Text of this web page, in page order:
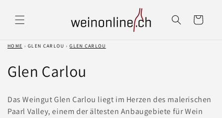
Inhalt
Warenkorb
HOME › GLEN CARLOU ›GLEN CARLOU
K
t
Glen Carlou
Das Weingut Glen Carlou liegt im Herzen des malerischen
Paarl Valley, einem der ältesten Anbaugebiete für Wein